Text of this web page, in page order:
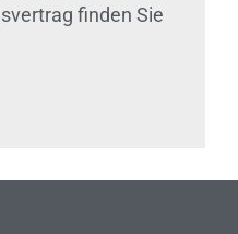
finden Sie